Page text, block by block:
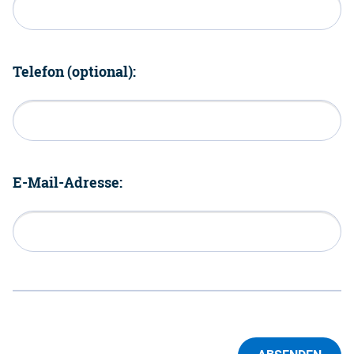
Telefon (optional):
E-Mail-Adresse: